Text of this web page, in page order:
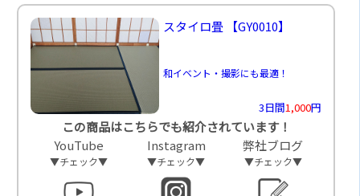
スタイロ畳 【GY0010】
和イベント・撮影にも最適！
3日間1,000円
この商品はこちらでも紹介されています！
YouTube
▼チェック▼
Instagram
▼チェック▼
弊社ブログ
▼チェック▼